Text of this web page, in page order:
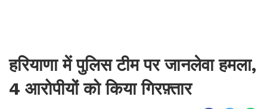
हरियाणा में पुलिस टीम पर जानलेवा हमला,
4 आरोपीयों को किया गिरफ़्तार